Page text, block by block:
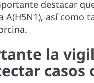
destacar
A(H5N1), así como
la